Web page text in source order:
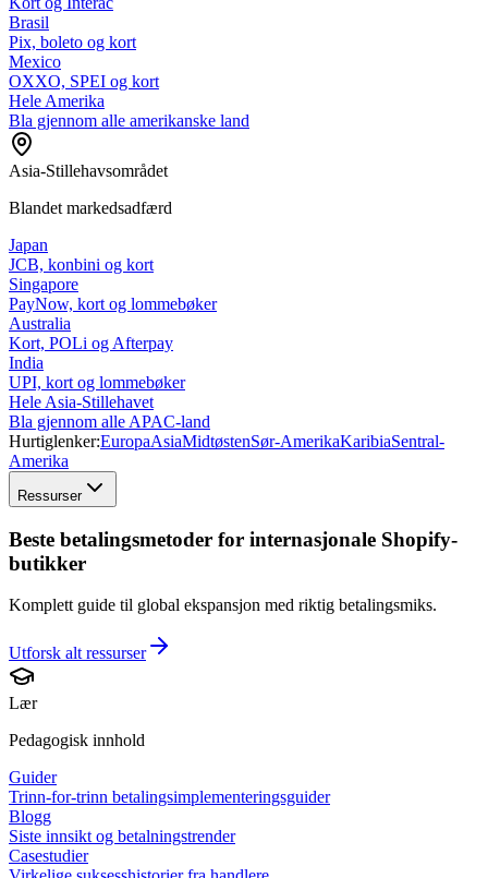
Brasil
Pix, boleto og kort
Mexico
OXXO, SPEI og kort
Hele Amerika
Bla gjennom alle amerikanske land
Asia-Stillehavsområdet
Blandet markedsadfærd
Japan
JCB, konbini og kort
Singapore
PayNow, kort og lommebøker
Australia
Kort, POLi og Afterpay
India
UPI, kort og lommebøker
Hele Asia-Stillehavet
Bla gjennom alle APAC-land
Hurtiglenker:EuropaAsiaMidtøstenSør-AmerikaKaribiaSentral-
Amerika
Ressurser
Beste betalingsmetoder for internasjonale Shopify-
butikker
Komplett guide til global ekspansjon med riktig betalingsmiks.
Utforsk alt ressurser
Lær
Pedagogisk innhold
Guider
Trinn-for-trinn betalingsimplementeringsguider
Blogg
Siste innsikt og betalningstrender
Casestudier